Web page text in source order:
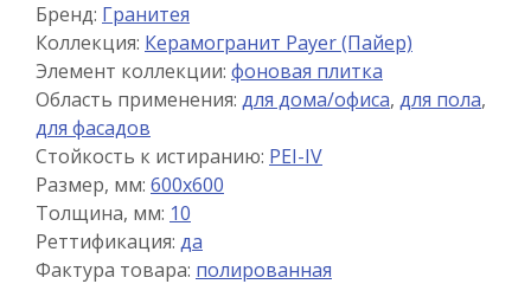
Бренд: Гранитея
Коллекция: Керамогранит Payer (Пайер)
Элемент коллекции: фоновая плитка
Область применения: для дома/офиса, для пола,
для фасадов
Стойкость к истиранию: PEI-IV
Размер, мм: 600x600
Толщина, мм: 10
Реттификация: да
Фактура товара: полированная